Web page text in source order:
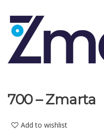
700 – Zmarta
Add to wishlist